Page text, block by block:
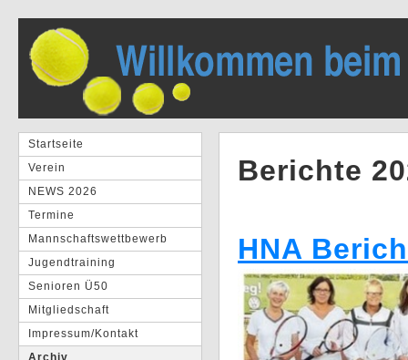
Startseite
Verein
NEWS 2026
Termine
Mannschaftswettbewerb
Jugendtraining
Senioren Ü50
Mitgliedschaft
Impressum/Kontakt
Archiv
Berichte
HNA